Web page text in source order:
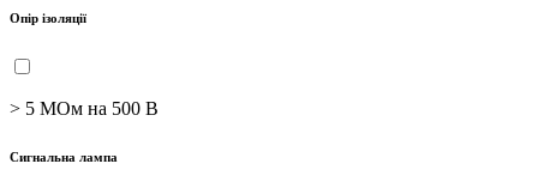
Опір ізоляції
> 5 МОм на 500 В
Сигнальна лампа